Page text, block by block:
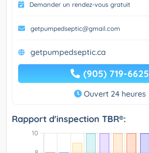
Demander un rendez-vous gratuit
getpumpedseptic@gmail.com
getpumpedseptic.ca
(905) 719-6625
Ouvert 24 heures
Rapport d'inspection TBR®: